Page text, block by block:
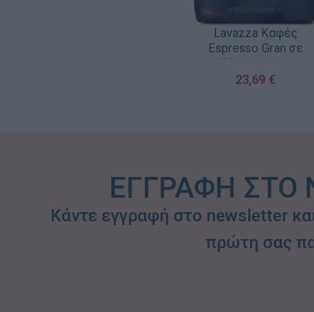
Lavazza Καφές
Espresso Gran σε
Κόκκους 1kg
23,69 €
ΕΓΓΡΑΦΗ ΣΤΟ
Κάντε εγγραφή στο newsletter
πρώτη σας